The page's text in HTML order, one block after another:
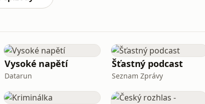
Vysoké napětí
Datarun
Šťastný podcast
Seznam Zprávy